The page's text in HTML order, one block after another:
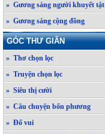
» Gương sáng người khuyết tật
» Gương sáng cộng đồng
GÓC THƯ GIÃN
» Thơ chọn lọc
» Truyện chọn lọc
» Siêu thị cười
» Câu chuyện bốn phương
» Đố vui